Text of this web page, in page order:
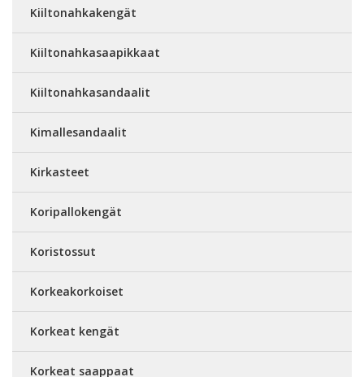
Kiiltonahkakengät
Kiiltonahkasaapikkaat
Kiiltonahkasandaalit
Kimallesandaalit
Kirkasteet
Koripallokengät
Koristossut
Korkeakorkoiset
Korkeat kengät
Korkeat saappaat